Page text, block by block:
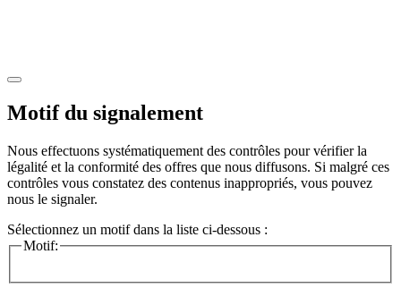
Motif du signalement
Nous effectuons systématiquement des contrôles pour vérifier la
légalité et la conformité des offres que nous diffusons. Si malgré ces
contrôles vous constatez des contenus inappropriés, vous pouvez
nous le signaler.
Sélectionnez un motif dans la liste ci-dessous :
Motif: